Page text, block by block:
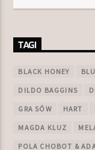
TAGI
BLACK HONEY
DILDO BAGGINS
GRA SÓW HART
MAGDA KLUZ
POLA CHOBOT &